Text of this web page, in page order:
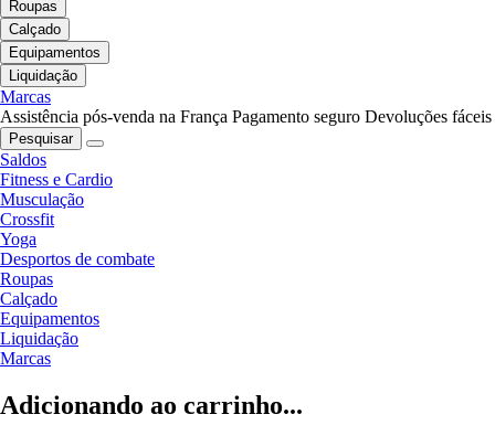
Roupas
Calçado
Equipamentos
Liquidação
Marcas
Assistência pós-venda na França Pagamento seguro Devoluções fáceis
Pesquisar
Saldos
Fitness e Cardio
Musculação
Crossfit
Yoga
Desportos de combate
Roupas
Calçado
Equipamentos
Liquidação
Marcas
Adicionando ao carrinho...